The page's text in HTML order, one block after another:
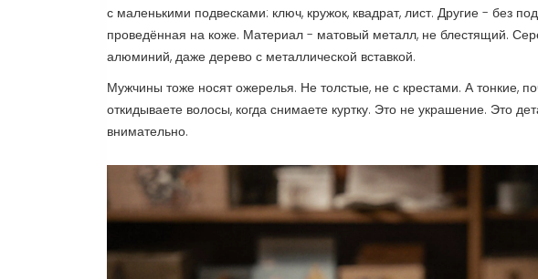
с маленькими подвесками: ключ, кружок, квадрат, лист. Другие - без
проведённая на коже. Материал - матовый металл, не блестящий.
алюминий, даже дерево с металлической вставкой.
Мужчины тоже носят ожерелья. Не толстые, не с крестами. А тонкие,
откидываете волосы, когда снимаете куртку. Это не украшение. Это
внимательно.